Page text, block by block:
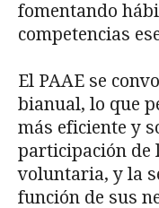
fomentando
competencias
El PAAE se
bianual, lo que
más eficiente y
participación de
voluntaria, y la
función de sus